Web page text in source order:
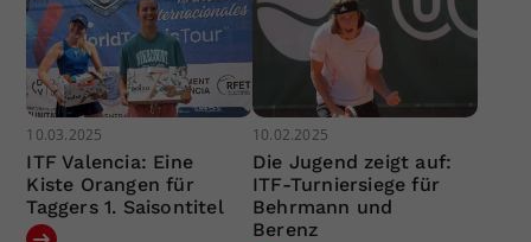
10.03.2025
ITF Valencia: Eine
Kiste Orangen für
Taggers 1. Saisontitel
10.02.2025
Die Jugend zeigt auf:
ITF-Turniersiege für
Behrmann und
Berenz